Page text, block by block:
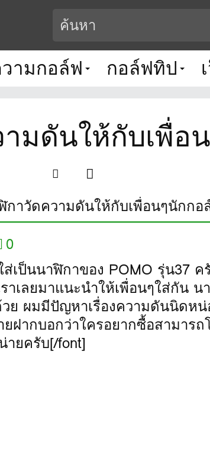
ามกอล์ฟ กอล์ฟทิป
มดันให้กับเพื่อ
กาวัดความดันให้กับเพื่อนๆนักกอ
0
เป็นนาฬิกาของ POMO รุ่น37
าเลยมาแนะนำให้เพื่อนๆใส่กัน น
ย ผมมีปัญหาเรื่องความดันนิดห
ากบอกว่าใครอยากซื้อสามารถ
ยครับ[/font]